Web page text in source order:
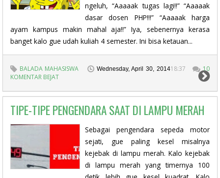
ngeluh, “Aaaaak tugas lagi!!” “Aaaaak
dasar dosen PHP!!!” “Aaaaak harga
ayam kampus makin mahal aja!!” Iya, sebenernya kerasa
banget kalo gue udah kuliah 4 semester. Ini bisa ketauan...
BALADA MAHASISWA Wednesday, April 30, 201418:37
10
KOMENTAR BEJAT
TIPE-TIPE PENGENDARA SAAT DI LAMPU MERAH
Sebagai pengendara sepeda motor
sejati, gue paling kesel misalnya
kejebak di lampu merah. Kalo kejebak
di lampu merah yang timernya 100